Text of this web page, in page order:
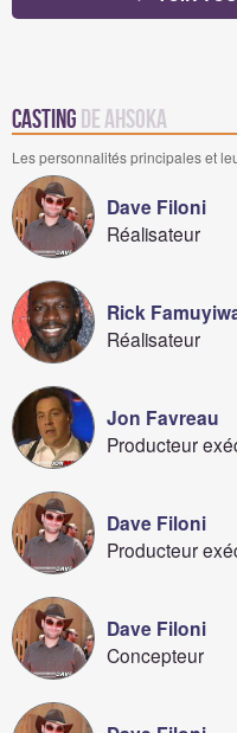
Casting de Ahsoka
Les personnalités principales et
Dave Filoni
Réalisateur
Rick
Réalisateur
Jon Favreau
Producteur
Dave Filoni
Producteur
Dave Filoni
Concepteur